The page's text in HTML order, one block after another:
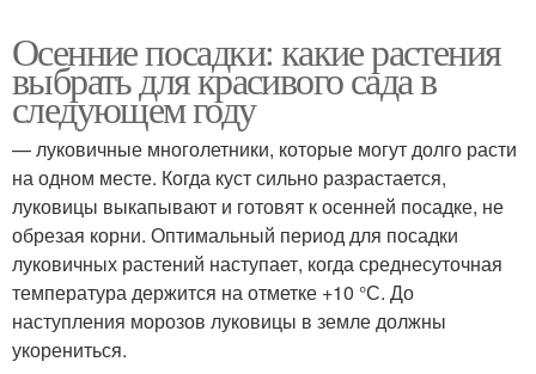
Осенние посадки: какие растения
выбрать для красивого сада в
следующем году
— луковичные многолетники, которые могут долго расти
на одном месте. Когда куст сильно разрастается,
луковицы выкапывают и готовят к осенней посадке, не
обрезая корни. Оптимальный период для посадки
луковичных растений наступает, когда среднесуточная
температура держится на отметке +10 °С. До
наступления морозов луковицы в земле должны
укорениться.